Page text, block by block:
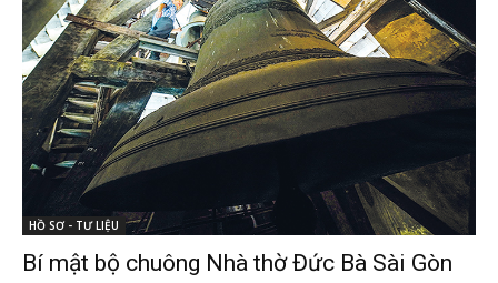
HỒ SƠ - TƯ LIỆU
Bí mật bộ chuông Nhà thờ Đức Bà Sài Gòn